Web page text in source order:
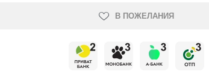
В ПОЖЕЛАНИЯ